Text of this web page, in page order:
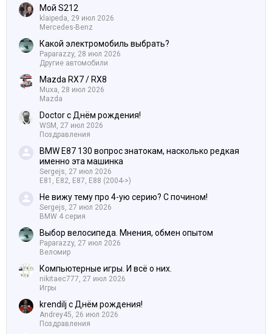
Мой S212
klaipeda, 29 июл 2026
Mercedes-Benz
Какой электромобиль выбрать?
Paparazzy, 28 июл 2026
Другие автомобили
Mazda RX7 / RX8
Muxa, 28 июл 2026
Mazda
Doctor с Днём рождения!
WSM, 27 июл 2026
Поздравления
BMW E87 130 вопрос знатокам, насколько редкая
именно эта машинка
Sergejs, 27 июл 2026
E81, E82, E87, E88 (2004->)
Не вижу тему про 4-ую серию? С почином!
Sergejs, 27 июл 2026
BMW 4 серия
Выбор велосипеда. Мнения, обмен опытом
Paparazzy, 27 июл 2026
Веломир
Компьютерные игры. И всё о них.
nikitaec777, 27 июл 2026
Игры
krendilj с Днём рождения!
Andrey45, 26 июл 2026
Поздравления